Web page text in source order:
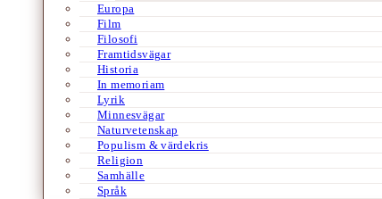
Europa
Film
Filosofi
Framtidsvägar
Historia
In memoriam
Lyrik
Minnesvägar
Naturvetenskap
Populism & värdekris
Religion
Samhälle
Språk